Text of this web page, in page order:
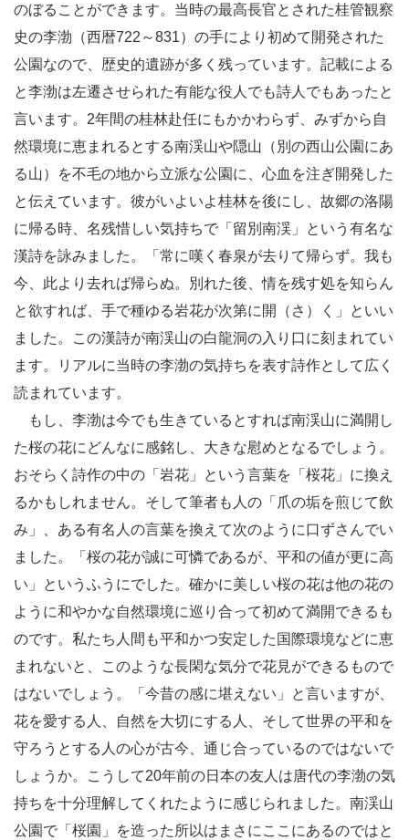
のぼることができます。当時の最高長官とされた桂管観察
史の李渤（西暦722～831）の手により初めて開発された
公園なので、歴史的遺跡が多く残っています。記載による
と李渤は左遷させられた有能な役人でも詩人でもあったと
言います。2年間の桂林赴任にもかかわらず、みずから自
然環境に恵まれるとする南渓山や隠山（別の西山公園にあ
る山）を不毛の地から立派な公園に、心血を注ぎ開発した
と伝えています。彼がいよいよ桂林を後にし、故郷の洛陽
に帰る時、名残惜しい気持ちで「留別南渓」という有名な
漢詩を詠みました。「常に嘆く春泉が去りて帰らず。我も
今、此より去れば帰らぬ。別れた後、情を残す処を知らん
と欲すれば、手で種ゆる岩花が次第に開（さ）く」といい
ました。この漢詩が南渓山の白龍洞の入り口に刻まれてい
ます。リアルに当時の李渤の気持ちを表す詩作として広く
読まれています。
もし、李渤は今でも生きているとすれば南渓山に満開し
た桜の花にどんなに感銘し、大きな慰めとなるでしょう。
おそらく詩作の中の「岩花」という言葉を「桜花」に換え
るかもしれません。そして筆者も人の「爪の垢を煎じて飲
み」、ある有名人の言葉を換えて次のように口ずさんでい
ました。「桜の花が誠に可憐であるが、平和の値が更に高
い」というふうにでした。確かに美しい桜の花は他の花の
ように和やかな自然環境に巡り合って初めて満開できるも
のです。私たち人間も平和かつ安定した国際環境などに恵
まれないと、このような長閑な気分で花見ができるもので
はないでしょう。「今昔の感に堪えない」と言いますが、
花を愛する人、自然を大切にする人、そして世界の平和を
守ろうとする人の心が古今、通じ合っているのではないで
しょうか。こうして20年前の日本の友人は唐代の李渤の気
持ちを十分理解してくれたように感じられました。南渓山
公園で「桜園」を造った所以はまさにここにあるのではと